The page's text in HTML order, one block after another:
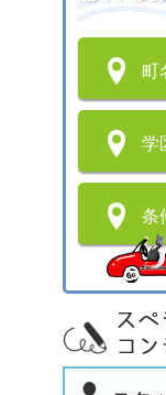
町
学
条